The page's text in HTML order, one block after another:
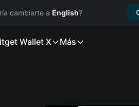
cambiarte a English?
Wallet X Más